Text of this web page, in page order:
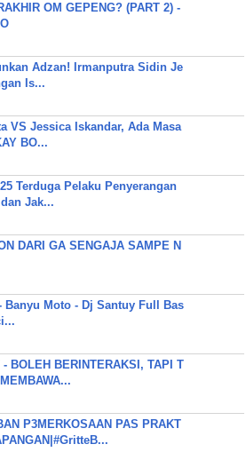
OM GEPENG? (PART 2) -
Adzan! Irmanputra Sidin Je
Is...
VS Jessica Iskandar, Ada Masa
BO...
Terduga Pelaku Penyerangan
Jak...
DARI GA SENGAJA SAMPE N
Banyu Moto - Dj Santuy Full Bas
BOLEH BERINTERAKSI, TAPI T
P3MERKOSAAN PAS PRAKT